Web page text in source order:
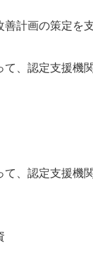
善計画の策定を
、認定支援機
、認定支援機